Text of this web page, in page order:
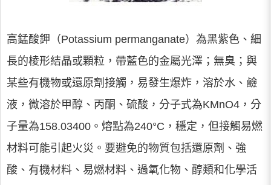
高錳酸鉀（Potassium permanganate）為黑紫色、細
長的棱形結晶或顆粒，帶藍色的金屬光澤；無臭；與
某些有機物或還原劑接觸，易發生爆炸，溶於水、鹼
液，微溶於甲醇、丙酮、硫酸，分子式為KMnO4，分
子量為158.03400。熔點為240°C，穩定，但接觸易燃
材料可能引起火災。要避免的物質包括還原劑、強
酸、有機材料、易燃材料、過氧化物、醇類和化學活